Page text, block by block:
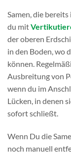
Samen, die
du mit
der oberen
in den Boden, wo
können.
Ausbreitung von
wenn du im
Lücken, in denen
sofort schließt.
Wenn Du die
noch manuell